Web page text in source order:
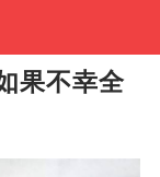
果不幸全